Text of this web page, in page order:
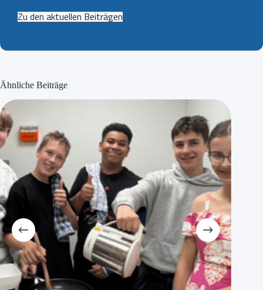
Zu den aktuellen Beiträgen
Ähnliche Beiträge